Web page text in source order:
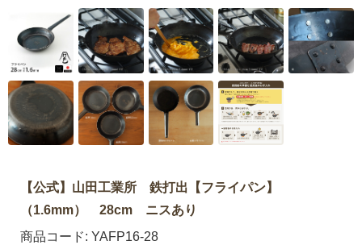
【公式】山田工業所 鉄打出【フライパン】
（1.6mm） 28cm ニスあり
商品コード: YAFP16-28